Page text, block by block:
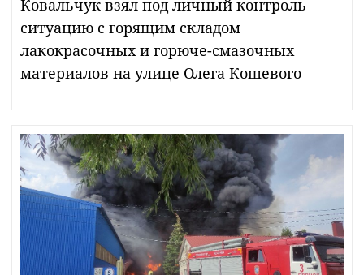
Ковальчук взял под личный контроль
ситуацию с горящим складом
лакокрасочных и горюче-смазочных
материалов на улице Олега Кошевого